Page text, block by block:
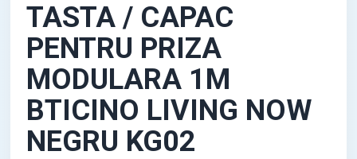
TASTA / CAPAC
PENTRU PRIZA
MODULARA 1M
BTICINO LIVING NOW
NEGRU KG02